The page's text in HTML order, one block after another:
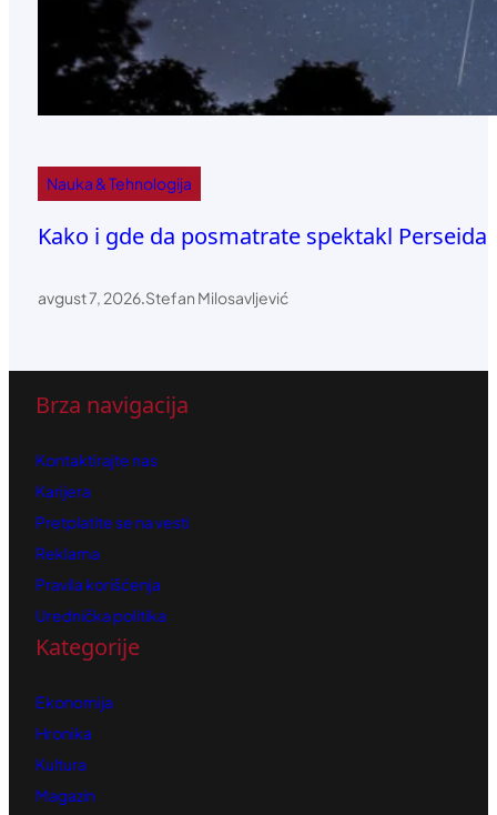
Nauka & Tehnologija
Kako i gde da posmatrate spektakl Perseida
avgust 7, 2026.Stefan Milosavljević
Brza navigacija
Kontaktirajte nas
Karijera
Pretplatite se na vesti
Reklama
Pravila korišćenja
Urednička politika
Kategorije
Ekonomija
Hronika
Kultura
Magazin